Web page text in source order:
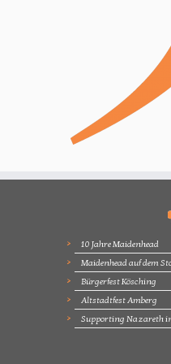
10 Jahre Maidenhead
Maidenhead auf dem
Bürgerfest Kösching
Altstadtfest Amberg
Supporting Nazareth